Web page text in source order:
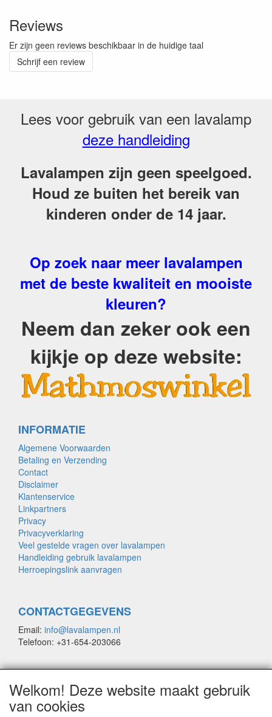
Reviews
Er zijn geen reviews beschikbaar in de huidige taal
Schrijf een review
Lees voor gebruik van een lavalamp
deze handleiding
Lavalampen zijn geen speelgoed.
Houd ze buiten het bereik van
kinderen onder de 14 jaar.
Op zoek naar meer lavalampen
met de beste kwaliteit en mooiste
kleuren?
Neem dan zeker ook een
kijkje op deze website:
INFORMATIE
Algemene Voorwaarden
Betaling en Verzending
Contact
Disclaimer
Klantenservice
Linkpartners
Privacy
Privacyverklaring
Veel gestelde vragen over lavalampen
Handleiding gebruik lavalampen
Herroepingslink aanvragen
CONTACTGEGEVENS
Email: info@lavalampen.nl
Telefoon: +31-654-203066
keer dat er vertraging bij hen optreedt. Meer dan 95% van de
pakketten wordt echter de volgende dag bezorgd.
Welkom! Deze website maakt gebruik
van cookies